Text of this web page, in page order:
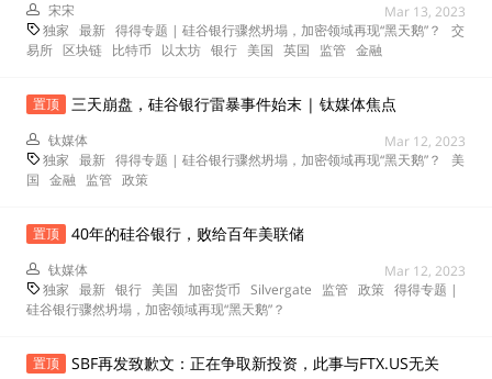
宋宋
Mar 13, 2023
独家 最新 得得专题 | 硅谷银行骤然坍塌，加密领域再现“黑天鹅”？
交
易所 区块链 比特币 以太坊 银行 美国 英国 监管 金融
置顶 三天崩盘，硅谷银行雷暴事件始末 | 钛媒体焦点
钛媒体
Mar 12, 2023
独家 最新 得得专题 | 硅谷银行骤然坍塌，加密领域再现“黑天鹅”？
美
国 金融 监管 政策
置顶 40年的硅谷银行，败给百年美联储
钛媒体
Mar 12, 2023
独家 最新 银行 美国 加密货币 Silvergate 监管 政策 得得专题 |
硅谷银行骤然坍塌，加密领域再现“黑天鹅”？
置顶 SBF再发致歉文：正在争取新投资，此事与FTX.US无关